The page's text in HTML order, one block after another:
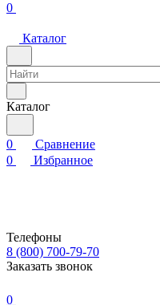
0
Каталог
Каталог
0
Сравнение
0
Избранное
Телефоны
8 (800) 700-79-70
Заказать звонок
0